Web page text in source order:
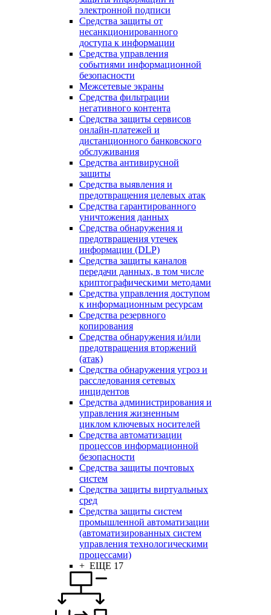
электронной подписи
Средства защиты от
несанкционированного
доступа к информации
Средства управления
событиями информационной
безопасности
Межсетевые экраны
Средства фильтрации
негативного контента
Средства защиты сервисов
онлайн-платежей и
дистанционного банковского
обслуживания
Средства антивирусной
защиты
Средства выявления и
предотвращения целевых атак
Средства гарантированного
уничтожения данных
Средства обнаружения и
предотвращения утечек
информации (DLP)
Средства защиты каналов
передачи данных, в том числе
криптографическими методами
Средства управления доступом
к информационным ресурсам
Средства резервного
копирования
Средства обнаружения и/или
предотвращения вторжений
(атак)
Средства обнаружения угроз и
расследования сетевых
инцидентов
Средства администрирования и
управления жизненным
циклом ключевых носителей
Средства автоматизации
процессов информационной
безопасности
Средства защиты почтовых
систем
Средства защиты виртуальных
сред
Средства защиты систем
промышленной автоматизации
(автоматизированных систем
управления технологическими
процессами)
+ ЕЩЕ 17